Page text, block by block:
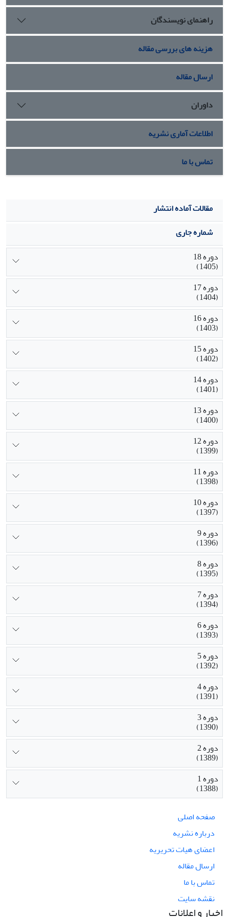
راهنمای نویسندگان
هزینه های بررسی مقاله
ارسال مقاله
داوران
اطلاعات آماری نشریه
تماس با ما
مقالات آماده انتشار
شماره جاری
دوره 18
(1405)
دوره 17
(1404)
دوره 16
(1403)
دوره 15
(1402)
دوره 14
(1401)
دوره 13
(1400)
دوره 12
(1399)
دوره 11
(1398)
دوره 10
(1397)
دوره 9
(1396)
دوره 8
(1395)
دوره 7
(1394)
دوره 6
(1393)
دوره 5
(1392)
دوره 4
(1391)
دوره 3
(1390)
دوره 2
(1389)
دوره 1
(1388)
صفحه اصلی
درباره نشریه
اعضای هیات تحریریه
ارسال مقاله
تماس با ما
نقشه سایت
اخبار و اعلانات